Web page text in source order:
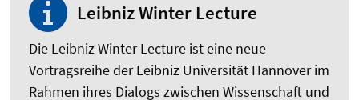
Leibniz Winter Lecture
Die Leibniz Winter Lecture ist eine neue
Vortragsreihe der Leibniz Universität Hannover im
Rahmen ihres Dialogs zwischen Wissenschaft und